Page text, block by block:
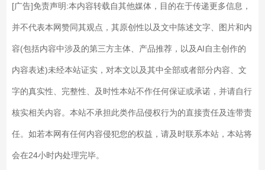
[广告]免责声明:本内容转载自其他媒体，目的在于传递更多信息，
并不代表本网赞同其观点，其原创性以及文中陈述文字、图片和内
容(包括内容中涉及的第三方主体、产品推荐，以及AI自主创作的
内容表述)未经本站证实，对本文以及其中全部或者部分内容、文
字的真实性、完整性、及时性本站不作任何保证或承诺，并请自行
核实相关内容。本站不承担此类作品侵权行为的直接责任及连带责
任。如若本网有任何内容侵犯您的权益，请及时联系本站，本站将
会在24小时内处理完毕。